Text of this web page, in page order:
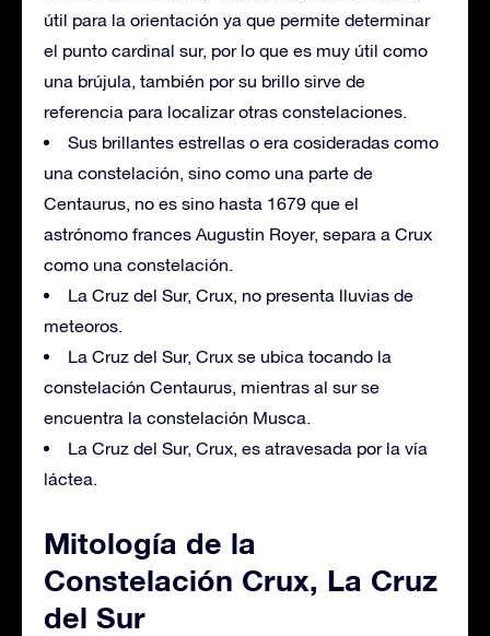
útil para la orientación ya que permite determinar
el punto cardinal sur, por lo que es muy útil como
una brújula, también por su brillo sirve de
referencia para localizar otras constelaciones.
Sus brillantes estrellas o era cosideradas como
una constelación, sino como una parte de
Centaurus, no es sino hasta 1679 que el
astrónomo frances Augustin Royer, separa a Crux
como una constelación.
La Cruz del Sur, Crux, no presenta lluvias de
meteoros.
La Cruz del Sur, Crux se ubica tocando la
constelación Centaurus, mientras al sur se
encuentra la constelación Musca.
La Cruz del Sur, Crux, es atravesada por la vía
láctea.
Mitología de la
Constelación Crux, La Cruz
del Sur